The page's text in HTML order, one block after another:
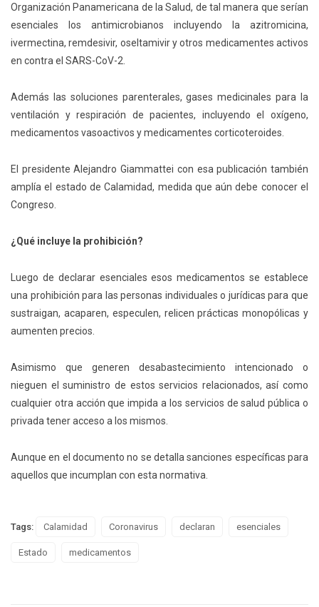
Organización Panamericana de la Salud, de tal manera que serían
esenciales los antimicrobianos incluyendo la azitromicina,
ivermectina, remdesivir, oseltamivir y otros medicamentes activos
en contra el SARS-CoV-2.
Además las soluciones parenterales, gases medicinales para la
ventilación y respiración de pacientes, incluyendo el oxígeno,
medicamentos vasoactivos y medicamentes corticoteroides.
El presidente Alejandro Giammattei con esa publicación también
amplía el estado de Calamidad, medida que aún debe conocer el
Congreso.
¿Qué incluye la prohibición?
Luego de declarar esenciales esos medicamentos se establece
una prohibición para las personas individuales o jurídicas para que
sustraigan, acaparen, especulen, relicen prácticas monopólicas y
aumenten precios.
Asimismo que generen desabastecimiento intencionado o
nieguen el suministro de estos servicios relacionados, así como
cualquier otra acción que impida a los servicios de salud pública o
privada tener acceso a los mismos.
Aunque en el documento no se detalla sanciones específicas para
aquellos que incumplan con esta normativa.
Tags: Calamidad Coronavirus declaran esenciales
Estado medicamentos